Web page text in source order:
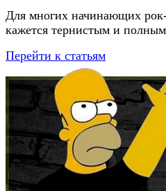
Для многих начинающих
кажется тернистым и
Перейти к статьям